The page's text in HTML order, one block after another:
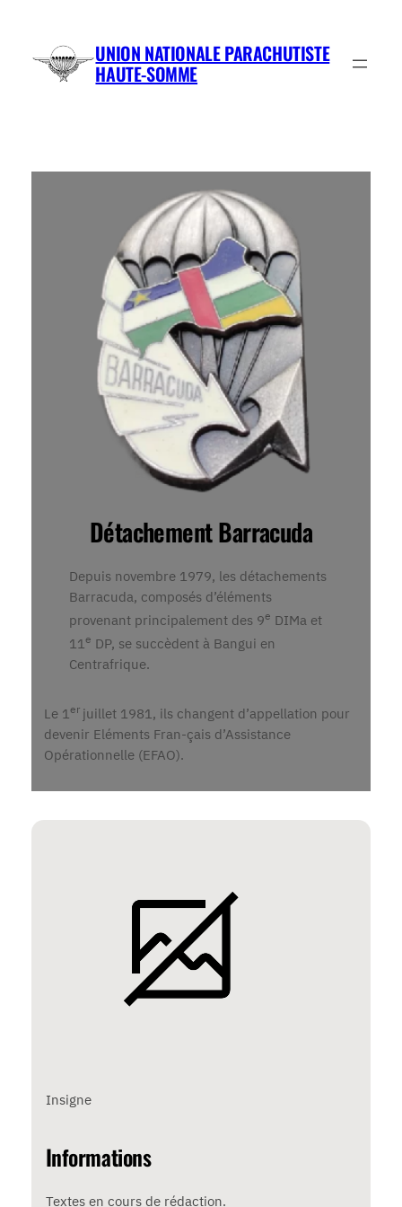
contenu
UNION NATIONALE PARACHUTISTE
HAUTE-SOMME
Détachement Barracuda
Depuis novembre 1979, les détachements
Barracuda, composés d’éléments
provenant principalement des 9e DIMa et
11e DP, se succèdent à Bangui en
Centrafrique.
Le 1er juillet 1981, ils changent d’appellation pour
devenir Eléments Fran-çais d’Assistance
Opérationnelle (EFAO).
Insigne
Informations
Textes en cours de rédaction.